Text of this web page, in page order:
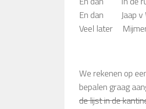
En dan Jaap v
Veel later
We rekenen op
bepalen graag
de lijst in de